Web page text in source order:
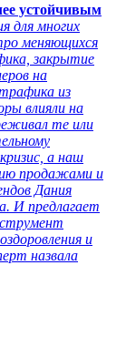
устойчивым
для многих
меняющихся
закрытие
на
из
влияли на
те или
а наш
продажами и
Дания
И предлагает
и
назвала